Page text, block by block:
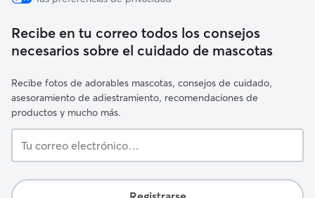
Recibe en tu correo todos los consejos
necesarios sobre el cuidado de mascotas
Recibe fotos de adorables mascotas, consejos de cuidado,
asesoramiento de adiestramiento, recomendaciones de
productos y mucho más.
correo